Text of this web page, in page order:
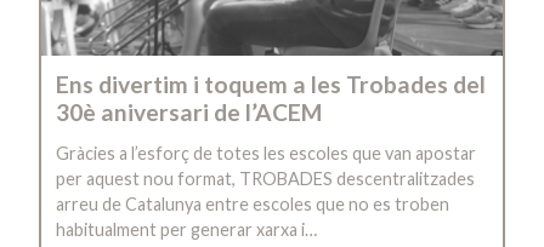
Ens divertim i toquem a les Trobades del
30è aniversari de l’ACEM
Gràcies a l’esforç de totes les escoles que van apostar
per aquest nou format, TROBADES descentralitzades
arreu de Catalunya entre escoles que no es troben
habitualment per generar xarxa i…